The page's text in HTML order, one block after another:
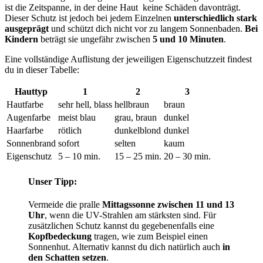
ist die Zeitspanne, in der deine Haut keine Schäden davonträgt.
Dieser Schutz ist jedoch bei jedem Einzelnen unterschiedlich stark
ausgeprägtund schützt dich nicht vor zu langem Sonnenbaden. Bei
Kindern beträgt sie ungefähr zwischen 5 und 10 Minuten.
Eine vollständige Auflistung der jeweiligen Eigenschutzzeit findest
du in dieser Tabelle:
Hauttyp 1 2
3
Hautfarbe
sehr hell, blass hellbraun
braun
Augenfarbe
meist blau grau, braun
dunkel
Haarfarbe
rötlich dunkelblond dunkel
Sonnenbrand sofort selten
kaum
Eigenschutz
5 – 10 min. 15 – 25 min. 20 – 30 min.
Unser Tipp:
Vermeide die pralle Mittagssonne zwischen 11 und 13
Uhr, wenn die UV-Strahlen am stärksten sind. Für
zusätzlichen Schutz kannst du gegebenenfalls eine
Kopfbedeckung tragen, wie zum Beispiel einen
Sonnenhut. Alternativ kannst du dich natürlich auch in
den Schatten setzen.